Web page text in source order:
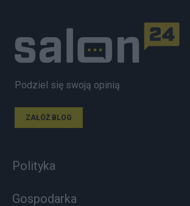
Podziel się swoją opinią
ZAŁÓŻ BLOG
Polityka
Gospodarka